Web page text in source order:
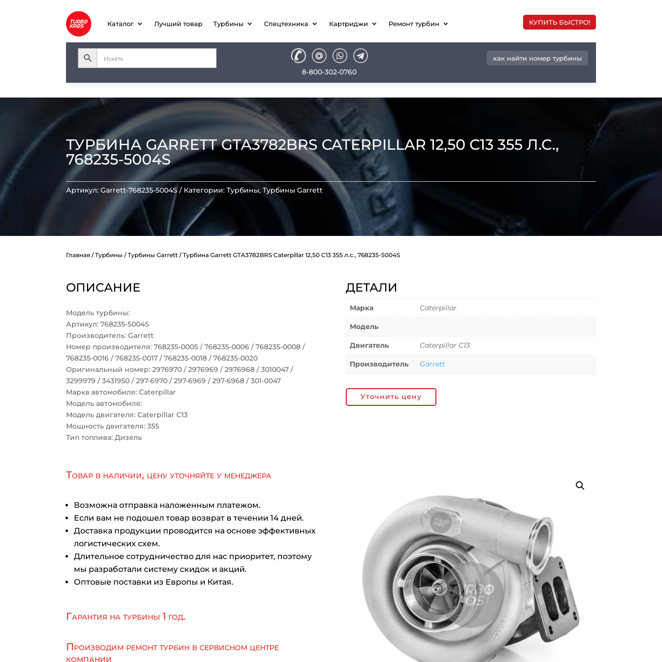
Каталог Лучший товар Турбины Спецтехника Картриджи Ремонт турбин КУПИТЬ БЫСТРО!
8-800-302-0760
как найти номер турбины
ТУРБИНА GARRETT GTA3782BRS CATERPILLAR 12,50 C13 355 Л.С.,
768235-5004S
Артикул:Garrett-768235-5004S Категории:Турбины,Турбины Garrett
Главная /Турбины /Турбины Garrett / Турбина Garrett GTA3782BRS Caterpillar 12,50 C13 355 л.с., 768235-5004S
ОПИСАНИЕ
Модель турбины:
Артикул: 768235-5004S
Производитель: Garrett
Номер производителя: 768235-0005 / 768235-0006 / 768235-0008 /
768235-0016 / 768235-0017 / 768235-0018 / 768235-0020
Оригинальный номер: 2976970 / 2976969 / 2976968 / 3010047 /
3299979 / 3431950 / 297-6970 / 297-6969 / 297-6968 / 301-0047
Марка автомобиля: Caterpillar
Модель автомобиля:
Модель двигателя: Caterpillar C13
Мощность двигателя: 355
Тип топлива: Дизель
ДЕТАЛИ
Марка Caterpillar
Модель
Двигатель Caterpillar C13
Производитель Garrett
Уточнить цену
Товар в наличии, цену уточняйте у менеджера
Возможна отправка наложенным платежом.
Если вам не подошел товар возврат в течении 14 дней.
Доставка продукции проводится на основе эффективных
логистических схем.
Длительное сотрудничество для нас приоритет, поэтому
мы разработали систему скидок и акций.
Оптовые поставки из Европы и Китая.
Гарантия на турбины 1 год.
Производим ремонт турбин в сервисном центре
компании